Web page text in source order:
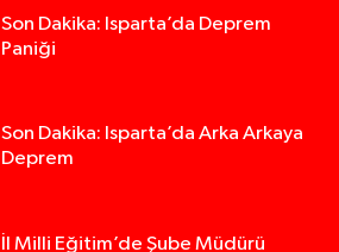
Son Dakika: Isparta’da Deprem
Paniği
Son Dakika: Isparta’da Arka Arkaya
Deprem
İl Milli Eğitim’de Şube Müdürü